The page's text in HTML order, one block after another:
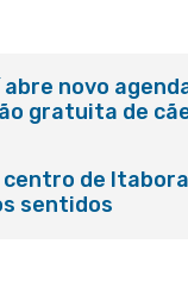
novo
gratuita de
centro de
sentidos